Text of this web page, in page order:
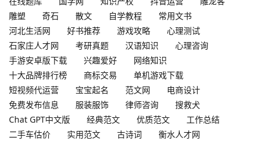
雕塑
奇石 散文 自学教程
常用文书
河北生活网
好书推荐 游戏攻略
心理测试
石家庄人才网
考研真题 汉语知识
心理咨询
手游安卓版下载
兴趣爱好
网络知识
十大品牌排行榜
商标交易
单机游戏下载
短视频代运营
宝宝起名 范文网
电商设计
免费发布信息
服装服饰 律师咨询
搜救犬
Chat GPT中文版
经典范文 优质范文
工作总结
二手车估价
实用范文 古诗词
衡水人才网